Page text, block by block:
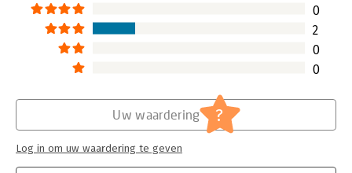
0
2
0
0
Uw waardering ?
Log in om uw waardering te geven